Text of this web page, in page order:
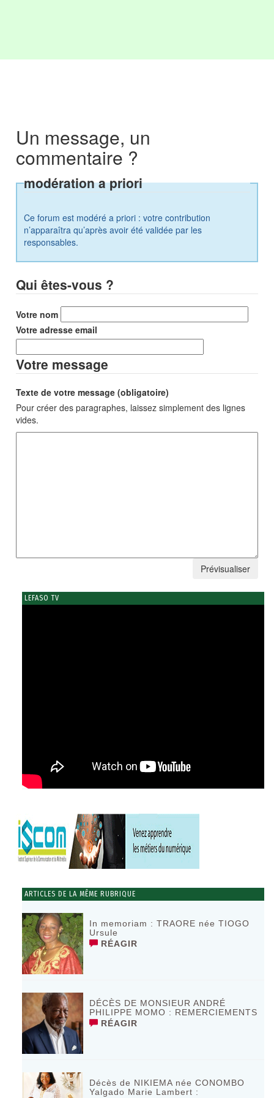
Un message, un
commentaire ?
modération a priori
Ce forum est modéré a priori : votre contribution
n’apparaîtra qu’après avoir été validée par les
responsables.
Qui êtes-vous ?
Votre nom
Votre adresse email
Votre message
Texte de votre message (obligatoire)
Pour créer des paragraphes, laissez simplement des lignes
vides.
LEFASO TV
ARTICLES DE LA MÊME RUBRIQUE
In memoriam : TRAORE née TIOGO
Ursule
RÉAGIR
DÉCÈS DE MONSIEUR ANDRÉ
PHILIPPE MOMO : REMERCIEMENTS
RÉAGIR
Décès de NIKIEMA née CONOMBO
Yalgado Marie Lambert :